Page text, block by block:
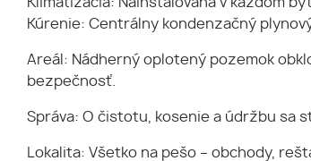
Kúrenie: Centrálny kondenzačný plynový
Areál: Nádherný oplotený pozemok
bezpečnosť.
Správa: O čistotu, kosenie a údržbu sa
Lokalita: Všetko na pešo – obchody,